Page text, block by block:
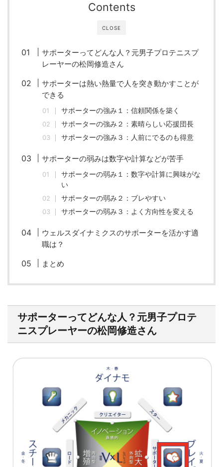
CLOSE
Contents
サポーターってどんな人？元男子プロテニスプ
レーヤーの松岡修造さん
サポーターは熱い熱量で人を突き動かすことが
できる
サポーターの強み１：信頼関係を築く
サポーターの強み２：素晴らしい応援団長
サポーターの強み３：人前にでるのも得意
サポーターの弱みは数字や計算などが苦手
サポーターの弱み１：数字や計算に興味がな
い
サポーターの弱み２：ブレやすい
サポーターの弱み３：よく方向性を変える
ウェルスダイナミクスのサポーターを活かす適
職は？
まとめ
サポーターってどんな人？元男子プロテ
ニスプレーヤーの松岡修造さん